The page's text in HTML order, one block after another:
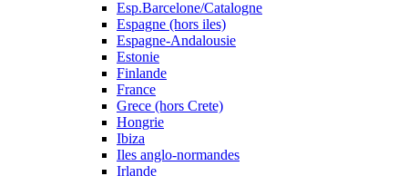
Esp.Barcelone/Catalogne
Espagne (hors iles)
Espagne-Andalousie
Estonie
Finlande
France
Grece (hors Crete)
Hongrie
Ibiza
Iles anglo-normandes
Irlande